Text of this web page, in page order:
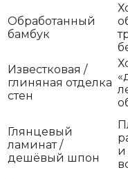
Обработанный
бамбук
Известковая /
глиняная отделка
стен
Глянцевый
ламинат /
дешёвый шпон
и